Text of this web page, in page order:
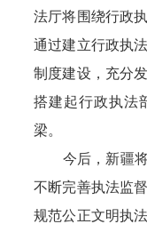
法厅将围绕行政
通过建立行政执
制度建设，充分
搭建起行政执法
梁。
今后，新疆将
不断完善执法监
规范公正文明执